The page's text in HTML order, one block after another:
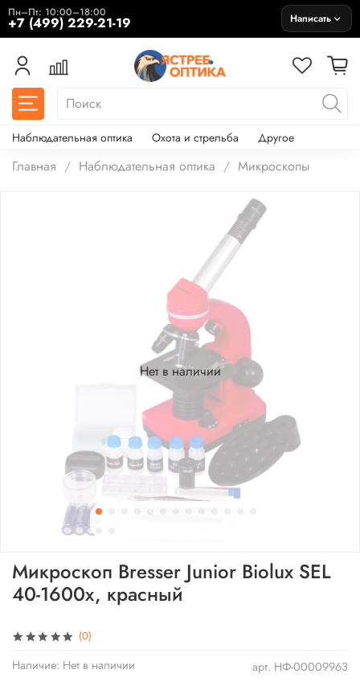
Пн–Пт: 10:00–18:00
+7 (499) 229-21-19 Написать
Наблюдательная оптика Охота и стрельба Другое
Главная Наблюдательная оптика Микроскопы
Нет в наличии
(0)
арт. НФ-00009963
Наличие: Нет в наличии
Микроскоп Bresser Junior Biolux SEL
40-1600x, красный